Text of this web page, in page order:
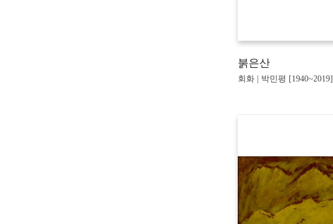
붉은산
회화 | 박민평 [1940~2019]